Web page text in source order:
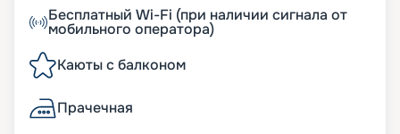
Бесплатный Wi-Fi (при наличии сигнала от
мобильного оператора)
Каюты с балконом
Прачечная